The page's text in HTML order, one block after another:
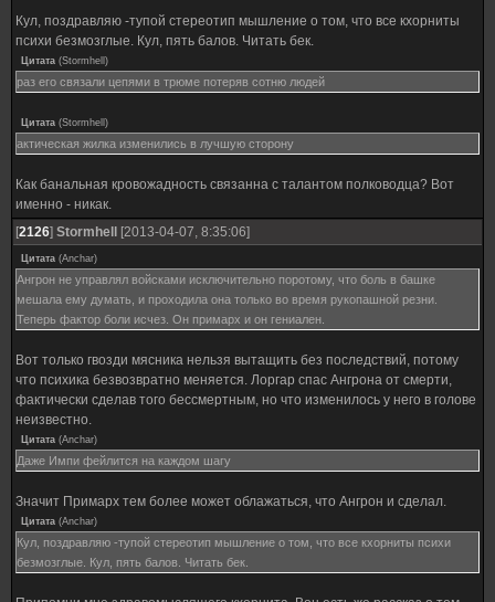
Кул, поздравляю -тупой стереотип мышление о том, что все кхорниты
психи безмозглые. Кул, пять балов. Читать бек.
Цитата (Stormhell )
раз его связали цепями в трюме потеряв сотню людей
Цитата (Stormhell )
актическая жилка изменились в лучшую сторону
Как банальная кровожадность связанна с талантом полководца? Вот
именно - никак.
[2126] Stormhell [2013-04-07, 8:35:06]
Цитата (Anchar)
Ангрон не управлял войсками исключительно поротому, что боль в башке
мешала ему думать, и проходила она только во время рукопашной резни.
Теперь фактор боли исчез. Он примарх и он гениален.
Вот только гвозди мясника нельзя вытащить без последствий, потому
что психика безвозвратно меняется. Лоргар спас Ангрона от смерти,
фактически сделав того бессмертным, но что изменилось у него в голове
неизвестно.
Цитата (Anchar)
Даже Импи фейлится на каждом шагу
Значит Примарх тем более может облажаться, что Ангрон и сделал.
Цитата (Anchar)
Кул, поздравляю -тупой стереотип мышление о том, что все кхорниты психи
безмозглые. Кул, пять балов. Читать бек.